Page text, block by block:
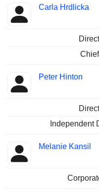
Carla Hrdlicka
Peter Hinton
Independent
Melanie Kansil